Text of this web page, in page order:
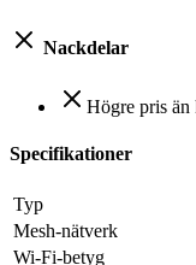
Nackdelar
Högre pris än
Specifikationer
Typ
Mesh-nätverk
Wi-Fi-betyg